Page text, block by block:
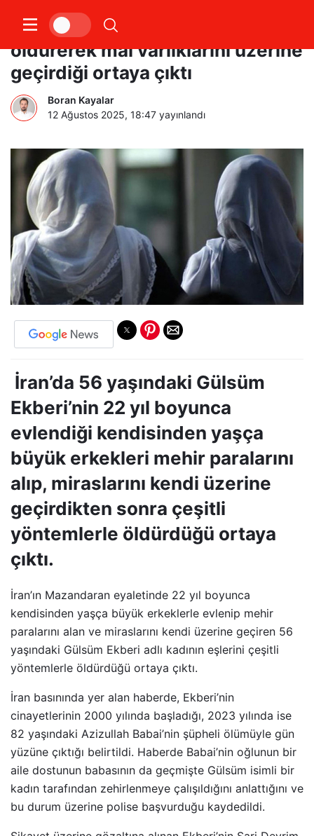
İran’da bir kadının 11 eşini
öldürerek mal varlıklarını üzerine
geçirdiği ortaya çıktı
Boran Kayalar
12 Ağustos 2025, 18:47 yayınlandı
İran’da 56 yaşındaki Gülsüm
Ekberi’nin 22 yıl boyunca
evlendiği kendisinden yaşça
büyük erkekleri mehir paralarını
alıp, miraslarını kendi üzerine
geçirdikten sonra çeşitli
yöntemlerle öldürdüğü ortaya
çıktı.
İran’ın Mazandaran eyaletinde 22 yıl boyunca
kendisinden yaşça büyük erkeklerle evlenip mehir
paralarını alan ve miraslarını kendi üzerine geçiren 56
yaşındaki Gülsüm Ekberi adlı kadının eşlerini çeşitli
yöntemlerle öldürdüğü ortaya çıktı.
İran basınında yer alan haberde, Ekberi’nin
cinayetlerinin 2000 yılında başladığı, 2023 yılında ise
82 yaşındaki Azizullah Babai’nin şüpheli ölümüyle gün
yüzüne çıktığı belirtildi. Haberde Babai’nin oğlunun bir
aile dostunun babasının da geçmişte Gülsüm isimli bir
kadın tarafından zehirlenmeye çalışıldığını anlattığını ve
bu durum üzerine polise başvurduğu kaydedildi.